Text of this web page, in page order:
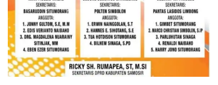
diharapkan potensi gangguan keamanan dapat
diantisipasi sejak awal sehingga situasi di
Kelurahan Sunggal tetap terjaga aman, tertib,
dan kondusif hingga puncak perayaan HUT
Kemerdekaan RI berlangsung.‎‎Wujud Kedekatan
Polri dengan Masyarakat‎Kegiatan sambang Door
to Door System ini merupakan salah satu bentuk
implementasi program Polri Presisi yang